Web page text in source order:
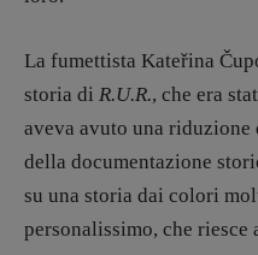
La fumettista Kateřina
storia di R.U.R., che era
aveva avuto una riduzione
della documentazione
su una storia dai colori
personalissimo, che riesce